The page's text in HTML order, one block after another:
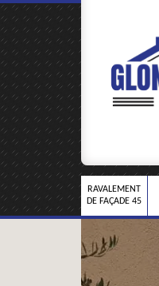
RAVALEMENT
DE FAÇADE 45